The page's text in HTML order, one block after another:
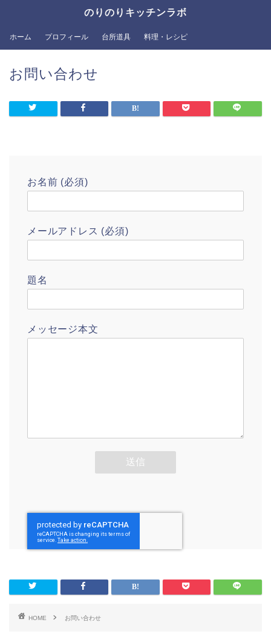
のりのりキッチンラボ
ホーム プロフィール 台所道具 料理・レシピ
お問い合わせ
お名前 (必須)
メールアドレス (必須)
題名
メッセージ本文
HOME お問い合わせ